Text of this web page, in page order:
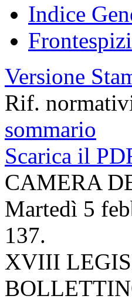
Indice
Versione
Rif.
sommario
Scarica il
CAMERA
Martedì 5
137.
XVIII